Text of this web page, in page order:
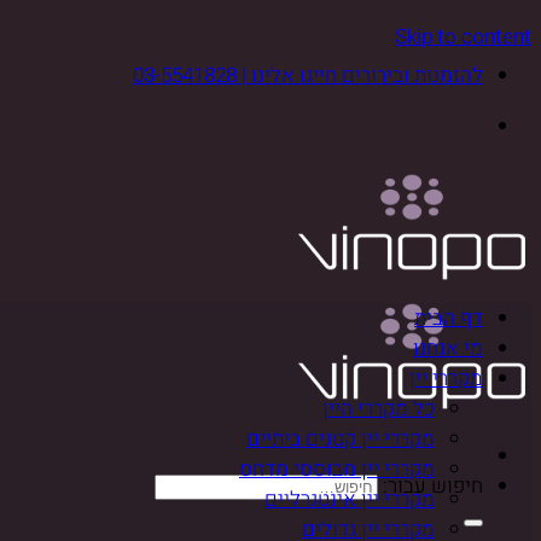
Skip to content
להזמנות ובירורים חייגו אלינו | 03-5541828
חיפוש עבור:
דף הבית
מי אנחנו
מקררי יין
כל מקררי היין
מקררי יין קטנים ביתיים
מקררי יין מבוססי מדחס
מקררי יין אינטגרליים
מקררי יין גדולים